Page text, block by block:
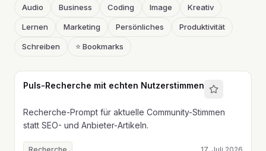
Audio Business Coding Image Kreativ
Lernen Marketing Persönliches Produktivität
Schreiben ⭐ Bookmarks
Puls-Recherche mit echten Nutzerstimmen
Recherche-Prompt für aktuelle Community-Stimmen
statt SEO- und Anbieter-Artikeln.